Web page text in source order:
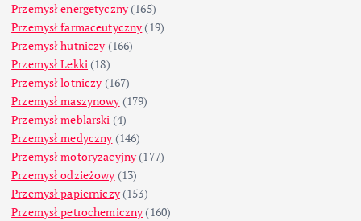
Przemysł energetyczny (165)
Przemysł farmaceutyczny (19)
Przemysł hutniczy (166)
Przemysł Lekki (18)
Przemysł lotniczy (167)
Przemysł maszynowy (179)
Przemysł meblarski (4)
Przemysł medyczny (146)
Przemysł motoryzacyjny (177)
Przemysł odzieżowy (13)
Przemysł papierniczy(153)
Przemysł petrochemiczny (160)